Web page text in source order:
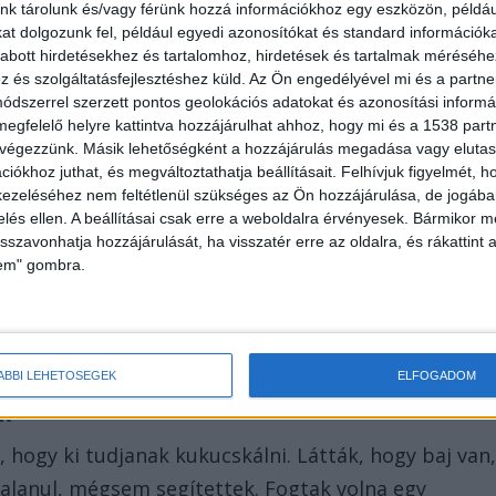
tárolunk és/vagy férünk hozzá információkhoz egy eszközön,
dolgozunk fel, például egyedi azonosítókat és standard
hirdetésekhez és tartalomhoz, hirdetések és tartalmak
és szolgáltatásfejlesztéshez küld. Az Ön engedélyével mi és a
szerzett pontos geolokációs adatokat és azonosítási
helyre kattintva hozzájárulhat ahhoz, hogy mi és a 1538
Másik lehetőségként a hozzájárulás megadása vagy
juthat, és megváltoztathatja beállításait. Felhívjuk figyelmét,
nem feltétlenül szükséges az Ön hozzájárulása, de
ellen. A beállításai csak erre a weboldalra érvényesek. Bármikor
hozzájárulását, ha visszatér erre az oldalra, és rákattint
gombra.
LEHETŐSÉGEK ELFOGADOM
az utcán és hallották a dudálást és kiabálást,
egy hosszú jégkaparót és azzal csapott oda a
de ekkor már elég látványos sérülései
a háromgyerekes anyuka.
ki tudjanak kukucskálni. Látták, hogy baj van,
mégsem segítettek. Fogtak volna egy